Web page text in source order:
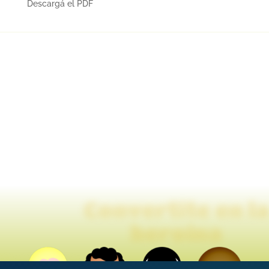
Descargá el PDF
Convertite en la
heroína